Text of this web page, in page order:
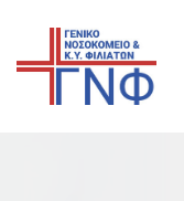
content